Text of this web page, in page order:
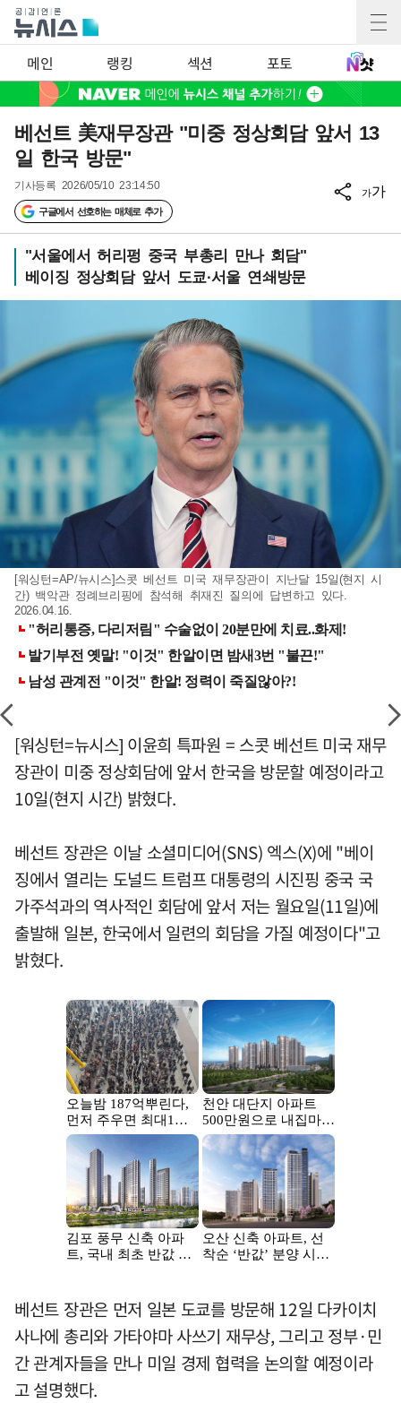
메인 랭킹 섹션 포토
베선트 美재무장관 "미중 정상회담 앞서 13
일 한국 방문"
기사등록 2026/05/10 23:14:50
구글에서 선호하는 매체로 추가
가가
"서울에서 허리펑 중국 부총리 만나 회담"
베이징 정상회담 앞서 도쿄·서울 연쇄방문
[워싱턴=AP/뉴시스]스콧 베선트 미국 재무장관이 지난달 15일(현지 시
간) 백악관 정례브리핑에 참석해 취재진 질의에 답변하고 있다.
2026.04.16.
[워싱턴=뉴시스] 이윤희 특파원 = 스콧 베선트 미국 재무
장관이 미중 정상회담에 앞서 한국을 방문할 예정이라고
10일(현지 시간) 밝혔다.
베선트 장관은 이날 소셜미디어(SNS) 엑스(X)에 "베이
징에서 열리는 도널드 트럼프 대통령의 시진핑 중국 국
가주석과의 역사적인 회담에 앞서 저는 월요일(11일)에
출발해 일본, 한국에서 일련의 회담을 가질 예정이다"고
밝혔다.
베선트 장관은 먼저 일본 도쿄를 방문해 12일 다카이치
사나에 총리와 가타야마 사쓰기 재무상, 그리고 정부·민
간 관계자들을 만나 미일 경제 협력을 논의할 예정이라
고 설명했다.